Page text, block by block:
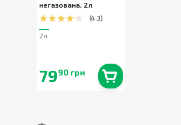
негазована, 2л
(4.3)
2л
7990 грн